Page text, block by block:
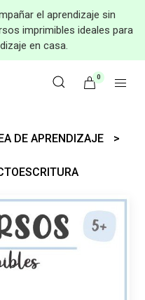
el aprendizaje sin
imprimibles ideales para
en casa.
0
DE APRENDIZAJE